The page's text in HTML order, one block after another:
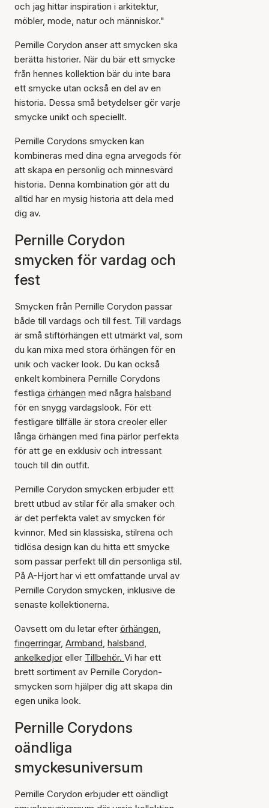
och jag hittar inspiration i arkitektur,
möbler, mode, natur och människor."
Pernille Corydon anser att smycken ska
berätta historier. När du bär ett smycke
från hennes kollektion bär du inte bara
ett smycke utan också en del av en
historia. Dessa små betydelser gör varje
smycke unikt och speciellt.
Pernille Corydons smycken kan
kombineras med dina egna arvegods för
att skapa en personlig och minnesvärd
historia. Denna kombination gör att du
alltid har en mysig historia att dela med
dig av.
Pernille Corydon
smycken för vardag och
fest
Smycken från Pernille Corydon passar
både till vardags och till fest. Till vardags
är små stiftörhängen ett utmärkt val, som
du kan mixa med stora örhängen för en
unik och vacker look. Du kan också
enkelt kombinera Pernille Corydons
festliga örhängen med några halsband
för en snygg vardagslook. För ett
festligare tillfälle är stora creoler eller
långa örhängen med fina pärlor perfekta
för att ge en exklusiv och intressant
touch till din outfit.
Pernille Corydon smycken erbjuder ett
brett utbud av stilar för alla smaker och
är det perfekta valet av smycken för
kvinnor. Med sin klassiska, stilrena och
tidlösa design kan du hitta ett smycke
som passar perfekt till din personliga stil.
På A-Hjort har vi ett omfattande urval av
Pernille Corydon smycken, inklusive de
senaste kollektionerna.
Oavsett om du letar efter örhängen,
fingerringar, Armband, halsband,
ankelkedjor eller Tillbehör. Vi har ett
brett sortiment av Pernille Corydon-
smycken som hjälper dig att skapa din
egen unika look.
Pernille Corydons
oändliga
smyckesuniversum
Pernille Corydon erbjuder ett oändligt